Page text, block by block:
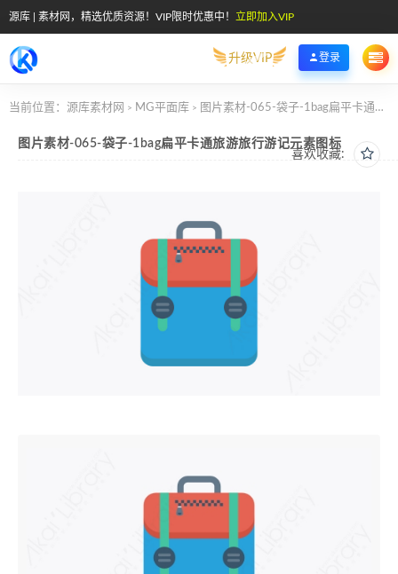
源库 | 素材网，精选优质资源！VIP限时优惠中！ 立即加入VIP
升级VIP 登录
当前位置： 源库素材网 > MG平面库 > 图片素材-065-袋子-1bag扁平卡通旅游旅行游记元素图标
喜欢收藏:
图片素材-065-袋子-1bag扁平卡通旅游旅行游记元素图标